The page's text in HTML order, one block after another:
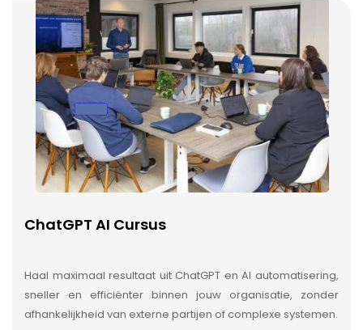
ChatGPT AI Cursus
Haal maximaal resultaat uit ChatGPT en AI automatisering,
sneller en efficiënter binnen jouw organisatie, zonder
afhankelijkheid van externe partijen of complexe systemen.